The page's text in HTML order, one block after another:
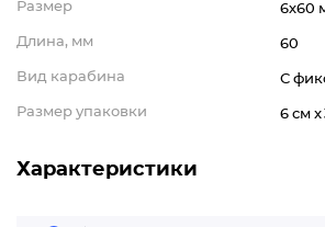
Размер 6х60
Длина, мм 60
Вид карабина С
Размер упаковки 6 см x
Характеристики